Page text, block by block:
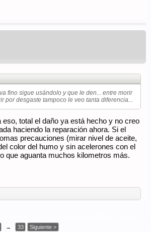
fino sigue usándolo y que le den... entre morir
por desgaste tampoco le veo tanta diferencia...
eso, total el daño ya está hecho y no creo
haciendo la reparación ahora. Si el
precauciones (mirar nivel de aceite,
color del humo y sin acelerones con el
que aguanta muchos kilometros más.
→ 33 Siguiente >